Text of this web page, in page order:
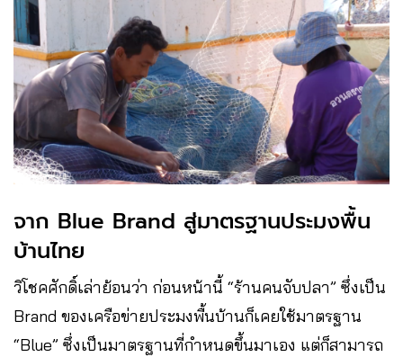
จาก Blue Brand สู่มาตรฐานประมงพื้น
บ้านไทย
วิโชคศักดิ์เล่าย้อนว่า ก่อนหน้านี้ “ร้านคนจับปลา” ซึ่งเป็น
Brand ของเครือข่ายประมงพื้นบ้านก็เคยใช้มาตรฐาน
“Blue” ซึ่งเป็นมาตรฐานที่กำหนดขึ้นมาเอง แต่ก็สามารถ